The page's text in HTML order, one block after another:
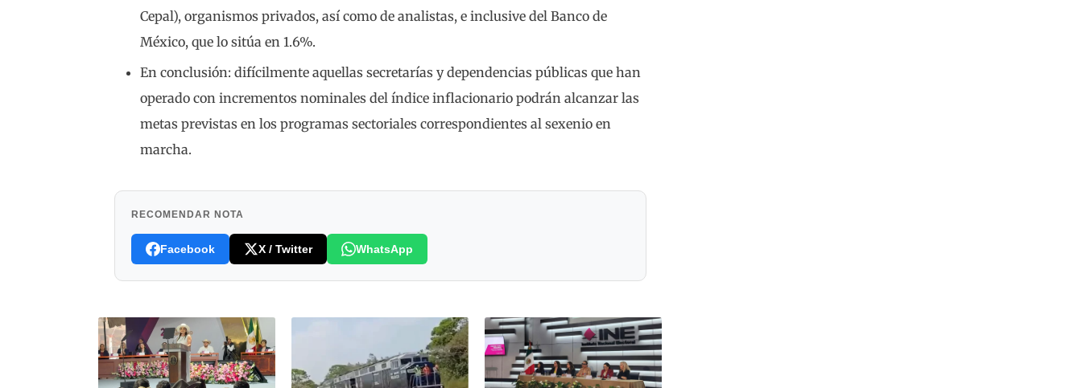
Cepal), organismos privados, así como de analistas, e inclusive del Banco de
México, que lo sitúa en 1.6%.
En conclusión: difícilmente aquellas secretarías y dependencias públicas que han
operado con incrementos nominales del índice inflacionario podrán alcanzar las
metas previstas en los programas sectoriales correspondientes al sexenio en
marcha.
RECOMENDAR NOTA
Facebook X / Twitter WhatsApp